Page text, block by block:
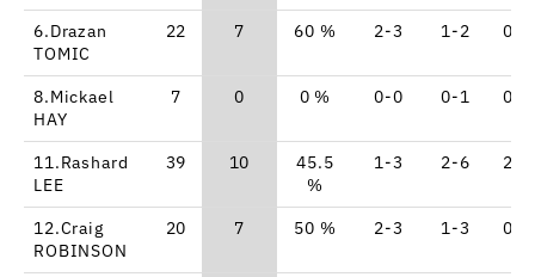
6.Drazan
TOMIC
22 7 60 % 2-3 1-2 0-0
8.Mickael
HAY
7 0 0 % 0-0 0-1 0-2
11.Rashard
LEE
39 10
45.5
%
1-3 2-6 2-2
12.Craig
ROBINSON
20 7 50 % 2-3 1-3 0-0